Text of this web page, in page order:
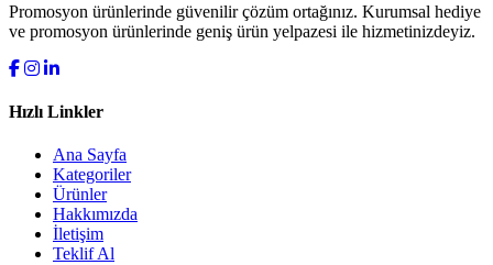
Promosyon ürünlerinde güvenilir çözüm ortağınız. Kurumsal hediye
ve promosyon ürünlerinde geniş ürün yelpazesi ile hizmetinizdeyiz.
Hızlı Linkler
Ana Sayfa
Kategoriler
Ürünler
Hakkımızda
İletişim
Teklif Al